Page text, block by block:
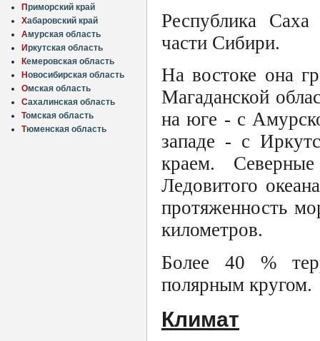
Приморский край
Хабаровский край
Амурская область
Иркутская область
Кемеровская область
Новосибирская область
Омская область
Сахалинская область
Томская область
Тюменская область
Республика Саха
части Сибири.
На востоке она
Магаданской
на юге - с
западе - с
краем.
Ледовитого
протяженность
километров.
Более 40 %
полярным кругом.
Климат